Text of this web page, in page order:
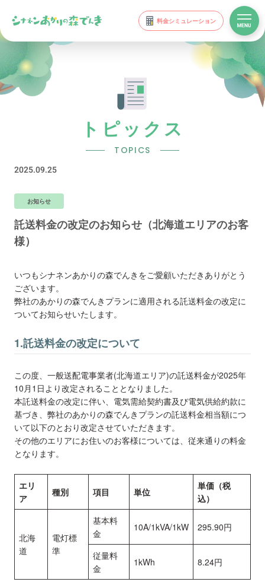
料金シミュレーション
トピックス
TOPICS
2025.09.25
お知らせ
託送料金の改定のお知らせ（北海道エリアのお客
様）
いつもシナネンあかりの森でんきをご愛顧いただきありがとう
ございます。
弊社のあかりの森でんきプランに適用される託送料金の改定に
ついてお知らせいたします。
1.託送料金の改定について
この度、一般送配電事業者(北海道エリア)の託送料金が2025年
10月1日より改定されることとなりました。
本託送料金の改定に伴い、電気需給契約書及び電気供給約款に
基づき、弊社のあかりの森でんきプランの託送料金相当額につ
いて以下のとおり改定させていただきます。
その他のエリアにお住いのお客様については、従来通りの料金
となります。
エリ
ア
種別 項目 単位
単価（税
込）
北海
道
電灯標
準
基本料
金
10A/1kVA/1kW 295.90円
従量料
金
1kWh 8.24円